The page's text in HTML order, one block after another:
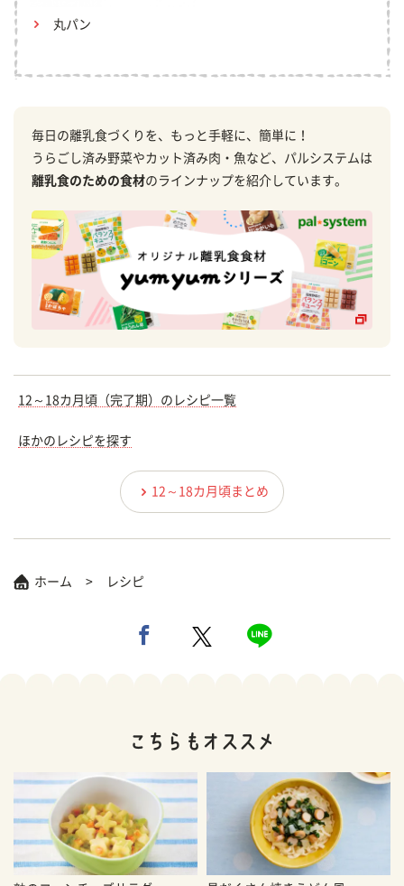
丸パン
毎日の離乳食づくりを、もっと手軽に、簡単に！
うらごし済み野菜やカット済み肉・魚など、パルシステムは
離乳食のための食材のラインナップを紹介しています。
12～18カ月頃（完了期）のレシピ一覧
ほかのレシピを探す
12～18カ月頃まとめ
ホーム レシピ